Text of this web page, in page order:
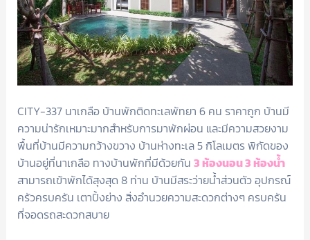
CITY-337 นาเกลือ บ้านพักติดทะเลพัทยา 6 คน ราคาถูก บ้านมี
ความน่ารักเหมาะมากสำหรับการมาพักผ่อน และมีความสวยงาม
พื้นที่บ้านมีความกว้างขวาง บ้านห่างทะเล 5 กิโลเมตร พิกัดของ
บ้านอยู่ที่นาเกลือ ทางบ้านพักที่มีด้วยกัน 3 ห้องนอน 3 ห้องน้ำ
สามารถเข้าพักได้สุงสุด 8 ท่าน บ้านมีสระว่ายน้ำส่วนตัว อุปกรณ์
ครัวครบครัน เตาปิ้งย่าง สิ่งอำนวยความสะดวกต่างๆ ครบครัน
ที่จอดรถสะดวกสบาย